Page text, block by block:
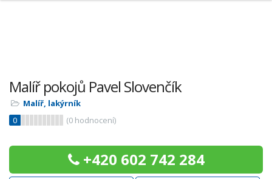
Malíř pokojů Pavel Slovenčík
Malíř, lakýrník
0
(0 hodnocení)
+420 602 742 284